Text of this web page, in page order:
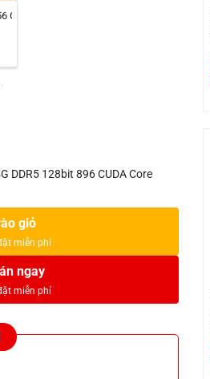
GB
41.000.000₫.
DDR5 128bit 896 CUDA Core
giỏ
ngay